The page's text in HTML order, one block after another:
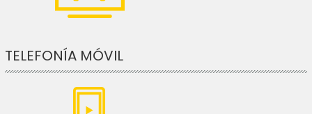
TELEFONÍA MÓVIL